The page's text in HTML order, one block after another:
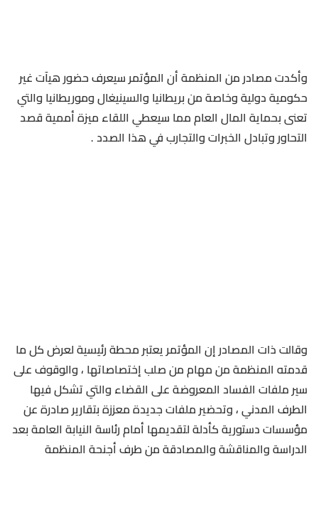
وأكدت مصادر من المنظمة أن المؤتمر سيعرف حضور هيآت غير
حكومية دولية وخاصة من بريطانيا والسينيغال وموريطانيا والتي
تعنى بحماية المال العام مما سيعطي اللقاء ميزة أممية قصد
التحاور وتبادل الخبرات والتجارب في هذا الصدد .
وقالت ذات المصادر إن المؤتمر يعتبر محطة رئيسية لعرض كل ما
قدمته المنظمة من مهام من صلب إختصاصاتها ، والوقوف على
سير ملفات الفساد المعروضة على القضاء والتي تشكل فيها
الطرف المدني ، وتحضير ملفات جديدة معززة بتقارير صادرة عن
مؤسسات دستورية كأدلة لتقديمها أمام رئاسة النيابة العامة بعد
الدراسة والمناقشة والمصادقة من طرف أجنحة المنظمة